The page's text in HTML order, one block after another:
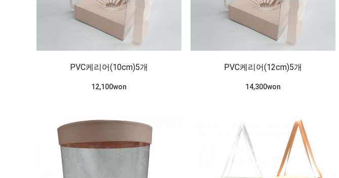
PVC케리어(10cm)5개
12,100won
PVC케리어(12cm)5개
14,300won